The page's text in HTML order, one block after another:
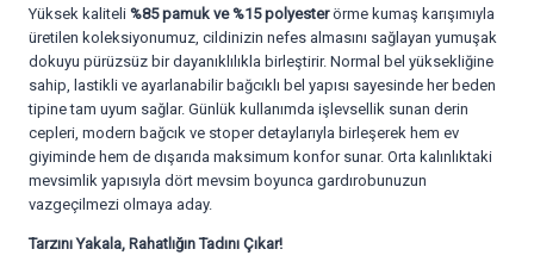
Yüksek kaliteli %85 pamuk ve %15 polyesterörme kumaş karışımıyla
üretilen koleksiyonumuz, cildinizin nefes almasını sağlayan yumuşak
dokuyu pürüzsüz bir dayanıklılıkla birleştirir. Normal bel yüksekliğine
sahip, lastikli ve ayarlanabilir bağcıklı bel yapısı sayesinde her beden
tipine tam uyum sağlar. Günlük kullanımda işlevsellik sunan derin
cepleri, modern bağcık ve stoper detaylarıyla birleşerek hem ev
giyiminde hem de dışarıda maksimum konfor sunar. Orta kalınlıktaki
mevsimlik yapısıyla dört mevsim boyunca gardırobunuzun
vazgeçilmezi olmaya aday.
Tarzını Yakala, Rahatlığın Tadını Çıkar!